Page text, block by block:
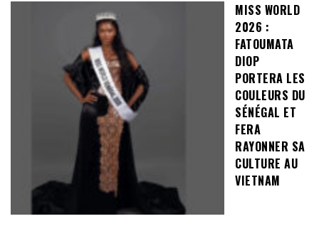
MISS WORLD
2026 :
FATOUMATA
DIOP
PORTERA LES
COULEURS DU
SÉNÉGAL ET
FERA
RAYONNER SA
CULTURE AU
VIETNAM